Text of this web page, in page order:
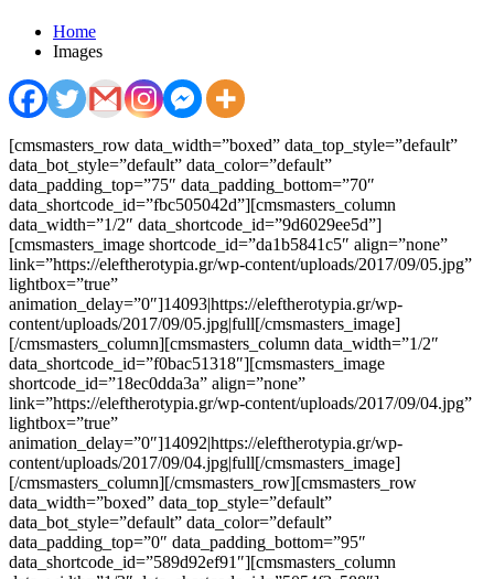
Home
Images
[cmsmasters_row data_width=”boxed” data_top_style=”default”
data_bot_style=”default” data_color=”default”
data_padding_top=”75″ data_padding_bottom=”70″
data_shortcode_id=”fbc505042d”][cmsmasters_column
data_width=”1/2″ data_shortcode_id=”9d6029ee5d”]
[cmsmasters_image shortcode_id=”da1b5841c5″ align=”none”
link=”https://eleftherotypia.gr/wp-content/uploads/2017/09/05.jpg”
lightbox=”true”
animation_delay=”0″]14093|https://eleftherotypia.gr/wp-
content/uploads/2017/09/05.jpg|full[/cmsmasters_image]
[/cmsmasters_column][cmsmasters_column data_width=”1/2″
data_shortcode_id=”f0bac51318″][cmsmasters_image
shortcode_id=”18ec0dda3a” align=”none”
link=”https://eleftherotypia.gr/wp-content/uploads/2017/09/04.jpg”
lightbox=”true”
animation_delay=”0″]14092|https://eleftherotypia.gr/wp-
content/uploads/2017/09/04.jpg|full[/cmsmasters_image]
[/cmsmasters_column][/cmsmasters_row][cmsmasters_row
data_width=”boxed” data_top_style=”default”
data_bot_style=”default” data_color=”default”
data_padding_top=”0″ data_padding_bottom=”95″
data_shortcode_id=”589d92ef91″][cmsmasters_column